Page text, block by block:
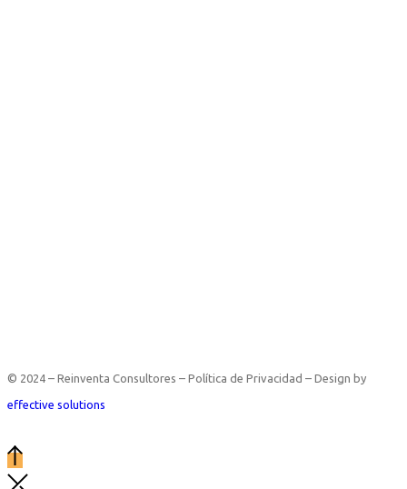
© 2024 – Reinventa Consultores – Política de Privacidad – Design by
effective solutions